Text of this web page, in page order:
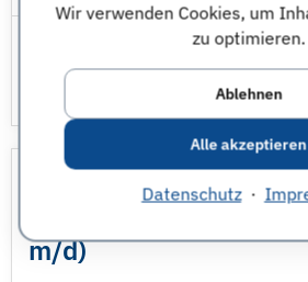
Wir verwenden Cookies, um
zu optimieren.
Ablehnen
Alle akzeptieren
Datenschutz·
Praktikum Agiles
Projektmanagement
m/d)